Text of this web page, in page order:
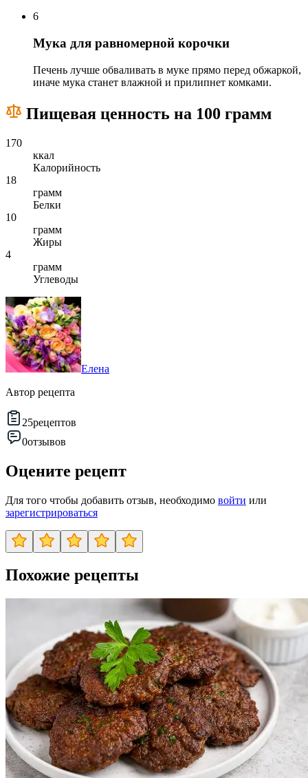
6
Мука для равномерной корочки
Печень лучше обваливать в муке прямо перед обжаркой,
иначе мука станет влажной и прилипнет комками.
Пищевая ценность на 100 грамм
170
ккал
Калорийность
18
грамм
Белки
10
грамм
Жиры
4
грамм
Углеводы
Елена
Автор рецепта
25рецептов
0отзывов
Оцените рецепт
Для того чтобы добавить отзыв, необходимо войти или
зарегистрироваться
Похожие рецепты